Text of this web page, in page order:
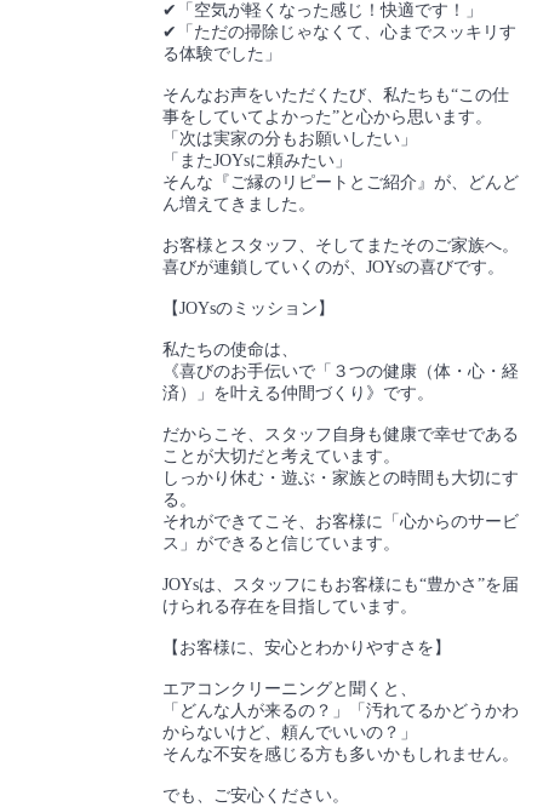
✔「空気が軽くなった感じ！快適です！」
✔「ただの掃除じゃなくて、心までスッキリす
る体験でした」
そんなお声をいただくたび、私たちも“この仕
事をしていてよかった”と心から思います。
「次は実家の分もお願いしたい」
「またJOYsに頼みたい」
そんな『ご縁のリピートとご紹介』が、どんど
ん増えてきました。
お客様とスタッフ、そしてまたそのご家族へ。
喜びが連鎖していくのが、JOYsの喜びです。
【JOYsのミッション】
私たちの使命は、
《喜びのお手伝いで「３つの健康（体・心・経
済）」を叶える仲間づくり》です。
だからこそ、スタッフ自身も健康で幸せである
ことが大切だと考えています。
しっかり休む・遊ぶ・家族との時間も大切にす
る。
それができてこそ、お客様に「心からのサービ
ス」ができると信じています。
JOYsは、スタッフにもお客様にも“豊かさ”を届
けられる存在を目指しています。
【お客様に、安心とわかりやすさを】
エアコンクリーニングと聞くと、
「どんな人が来るの？」「汚れてるかどうかわ
からないけど、頼んでいいの？」
そんな不安を感じる方も多いかもしれません。
でも、ご安心ください。